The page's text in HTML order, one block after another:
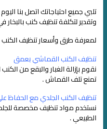
تلبي جميع احتياجاتك اتصل بنا
وتقدير لتكلفة تنظيف كنب بالبخار
لمعرفة طرق وأسعار تنظيف الكنب
تنظيف الكنب القماشي بعمق
نقوم بإزالة الغبار والبقع من
تمنع تلف القماش .
تنظيف الكنب الجلدي مع الحفاظ
نستخدم مواد تنظيف مخصصة
الطبيعي .